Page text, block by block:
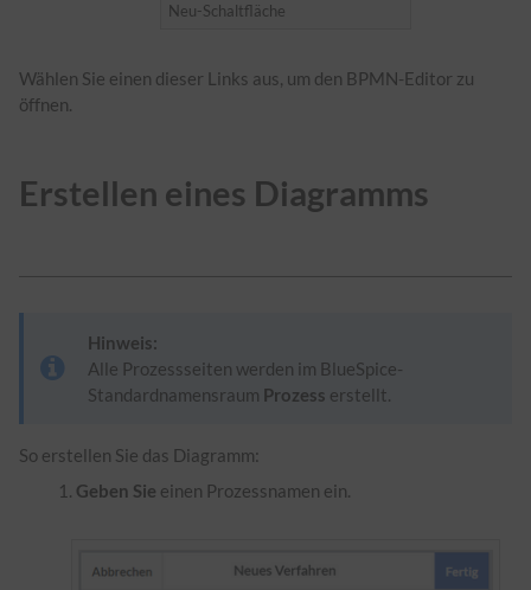
Neu-Schaltfläche
Wählen Sie einen dieser Links aus, um den BPMN-Editor zu
öffnen.
Erstellen eines Diagramms
Hinweis:
Alle Prozessseiten werden im BlueSpice-
Standardnamensraum Prozess erstellt.
So erstellen Sie das Diagramm:
Geben Sie einen Prozessnamen ein.